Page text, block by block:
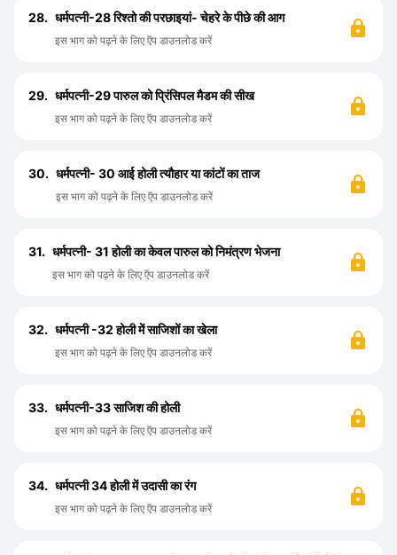
28. धर्मपत्नी-28 रिश्तो की परछाइयां- चेहरे के पीछे की आग
इस भाग को पढ़ने के लिए ऍप डाउनलोड करें
29. धर्मपत्नी-29 पारुल को प्रिंसिपल मैडम की सीख
इस भाग को पढ़ने के लिए ऍप डाउनलोड करें
30. धर्मपत्नी- 30 आई होली त्यौहार या कांटों का ताज
इस भाग को पढ़ने के लिए ऍप डाउनलोड करें
31. धर्मपत्नी- 31 होली का केवल पारुल को निमंत्रण भेजना
इस भाग को पढ़ने के लिए ऍप डाउनलोड करें
32. धर्मपत्नी -32 होली में साजिशों का खेला
इस भाग को पढ़ने के लिए ऍप डाउनलोड करें
33. धर्मपत्नी-33 साजिश की होली
इस भाग को पढ़ने के लिए ऍप डाउनलोड करें
34. धर्मपत्नी 34 होली में उदासी का रंग
इस भाग को पढ़ने के लिए ऍप डाउनलोड करें